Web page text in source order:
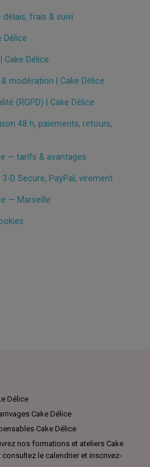
délais, frais & suivi
Délice
Cake Délice
modération | Cake Délice
(RGPD) | Cake Délice
48 h, paiements, retours,
— tarifs & avantages
D Secure, PayPal, virement
— Marseille
Délice
Cake Délice
Cake Délice
nos formations et ateliers Cake
le calendrier et inscrivez-